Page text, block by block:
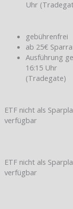
Uhr
gebührenfrei
ab 25€
Ausführung
16:15 Uhr
(Tradegate)
ETF nicht als
verfügbar
ETF nicht als
verfügbar